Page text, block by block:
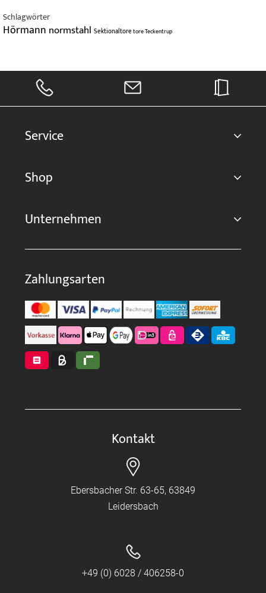
Schlagwörter
Hörmann normstahl SektionaltoretoreTeckentrup
Service
Shop
Unternehmen
Zahlungsarten
Kontakt
Ebersbacher Str. 63-65, 63849
Leidersbach
+49 (0) 6028 / 406258-0